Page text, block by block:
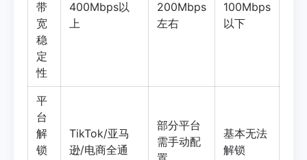
带
宽
稳
定
性
400Mbps以
上
200Mbps
左右
100Mbps
以下
平
台
解
锁
TikTok/亚马
逊/电商全通
部分平台
需手动配
基本无法
解锁